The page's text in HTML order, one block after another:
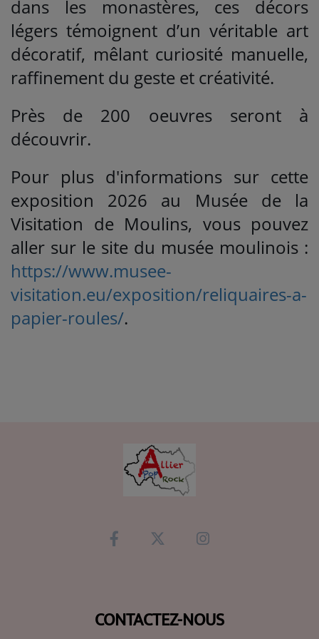
dans les monastères, ces décors
légers témoignent d’un véritable art
décoratif, mêlant curiosité manuelle,
raffinement du geste et créativité.
Près de 200 oeuvres seront à
découvrir.
Pour plus d'informations sur cette
exposition 2026 au Musée de la
Visitation de Moulins, vous pouvez
aller sur le site du musée moulinois :
https://www.musee-
visitation.eu/exposition/reliquaires-a-
papier-roules/.
CONTACTEZ-NOUS